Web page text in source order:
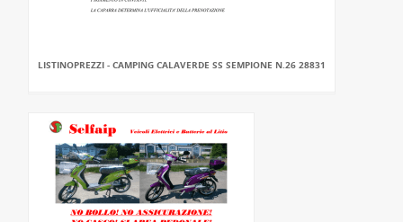
LISTINOPREZZI - CAMPING CALAVERDE SS SEMPIONE N.26 28831